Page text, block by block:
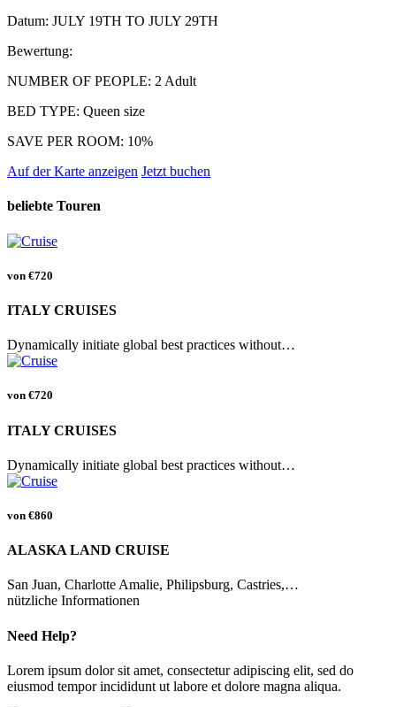
Datum: JULY 19TH TO JULY 29TH
Bewertung:
NUMBER OF PEOPLE: 2 Adult
BED TYPE: Queen size
SAVE PER ROOM: 10%
Auf der Karte anzeigen Jetzt buchen
beliebte Touren
von €720
ITALY CRUISES
Dynamically initiate global best practices without…
von €720
ITALY CRUISES
Dynamically initiate global best practices without…
von €860
ALASKA LAND CRUISE
San Juan, Charlotte Amalie, Philipsburg, Castries,…
nützliche Informationen
Need Help?
Lorem ipsum dolor sit amet, consectetur adipiscing elit, sed do
eiusmod tempor incididunt ut labore et dolore magna aliqua.